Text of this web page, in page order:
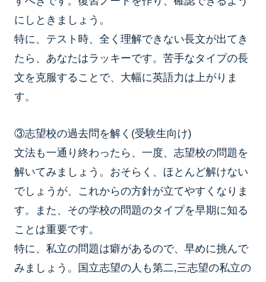
にしときましょう。
特に、テスト時、全く理解できない長文が出てき
たら、あなたはラッキーです。苦手なタイプの長
文を克服することで、大幅に英語力は上がりま
す。
③志望校の過去問を解く(受験生向け)
文法も一通り終わったら、一度、志望校の問題を
解いてみましょう。おそらく、ほとんど解けない
でしょうが、これからの方針が立てやすくなりま
す。また、その学校の問題のタイプを早期に知る
ことは重要です。
特に、私立の問題は癖があるので、早めに挑んで
みましょう。国立志望の人も第二,三志望の私立の